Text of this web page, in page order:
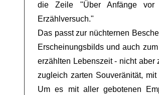
die Zeile "Über Anfänge
Erzählversuch."
Das passt zur nüchternen
Erscheinungsbilds und auch
erzählten Lebenszeit - nicht aber
zugleich zarten Souveränität,
Um es mit aller gebotenen